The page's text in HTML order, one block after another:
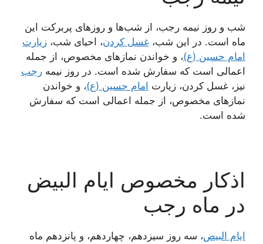
شب و روز نیمه رجب، از شب‌ها و روزهای پربرکت این
ماه است. در این شب، غسل کردن، احیای شب، زیارت
امام حسین (ع)، و خواندن نمازهای مخصوص، از جمله
اعمالی است که سفارش شده است. در روز نیمه رجب
نیز، غسل کردن، زیارت امام حسین (ع)، و خواندن
نمازهای مخصوص، از جمله اعمالی است که سفارش
شده است.
اذکار مخصوص ایام البیض
در ماه رجب
ایام البیض، سه روز سیزدهم، چهاردهم، و پانزدهم ماه